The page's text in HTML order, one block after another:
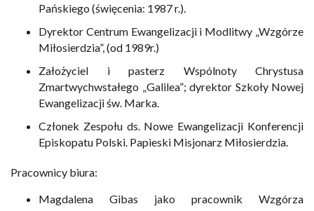
Pańskiego (święcenia: 1987 r.).
Dyrektor Centrum Ewangelizacji i Modlitwy „Wzgórze
Miłosierdzia”, (od 1989r.)
Założyciel i pasterz Wspólnoty Chrystusa
Zmartwychwstałego „Galilea”; dyrektor Szkoły Nowej
Ewangelizacji św. Marka.
Członek Zespołu ds. Nowe Ewangelizacji Konferencji
Episkopatu Polski. Papieski Misjonarz Miłosierdzia.
Pracownicy biura:
Magdalena Gibas jako pracownik Wzgórza